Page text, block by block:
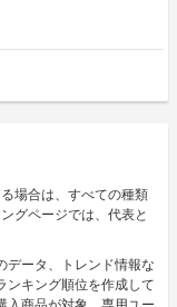
場合は、すべての種類
グページでは、代表と
データ、トレンド情報な
ンキング順位を作成して